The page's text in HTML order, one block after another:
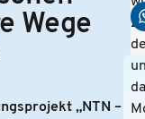
Wege
„NTN –